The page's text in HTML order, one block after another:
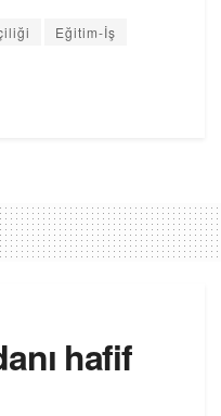
Eğitim-İş
hafif